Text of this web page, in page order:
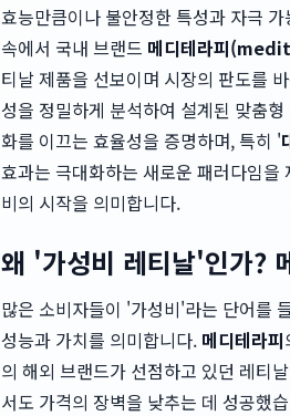
효능만큼이나 불안정한 특성과 자극
속에서 국내 브랜드 메디테라피
티날 제품을 선보이며 시장의 판도를
성을 정밀하게 분석하여 설계된 맞춤
화를 이끄는 효율성을 증명하며, 특히 '
효과는 극대화하는 새로운 패러다임
비의 시작을 의미합니다.
왜 '가성비 레티날'인가?
많은 소비자들이 '가성비'라는 단어를
성능과 가치를 의미합니다. 메디테라피
의 해외 브랜드가 선점하고 있던 레티
서도 가격의 장벽을 낮추는 데 성공했